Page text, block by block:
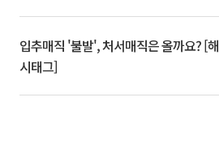
입추매직 '불발', 처서매직은 올까요? [해
시태그]